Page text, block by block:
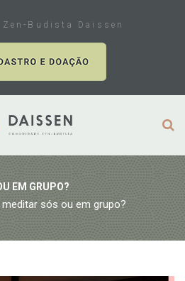
Zen-Budista Daissen
EM GRUPO?
sós ou em grupo?